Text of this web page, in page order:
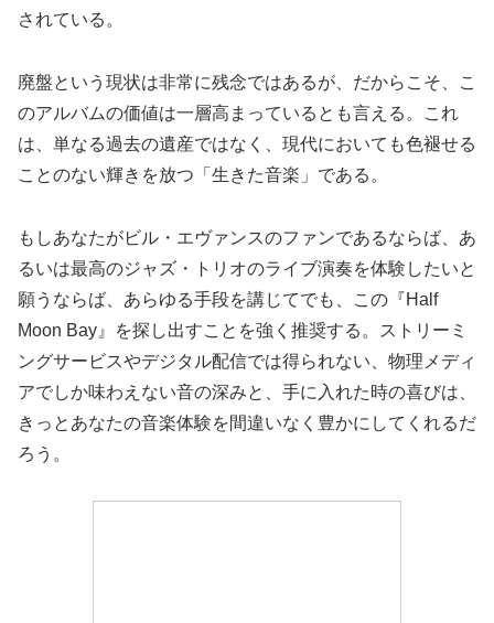
されている。
廃盤という現状は非常に残念ではあるが、だからこそ、こ
のアルバムの価値は一層高まっているとも言える。これ
は、単なる過去の遺産ではなく、現代においても色褪せる
ことのない輝きを放つ「生きた音楽」である。
もしあなたがビル・エヴァンスのファンであるならば、あ
るいは最高のジャズ・トリオのライブ演奏を体験したいと
願うならば、あらゆる手段を講じてでも、この『Half
Moon Bay』を探し出すことを強く推奨する。ストリーミ
ングサービスやデジタル配信では得られない、物理メディ
アでしか味わえない音の深みと、手に入れた時の喜びは、
きっとあなたの音楽体験を間違いなく豊かにしてくれるだ
ろう。